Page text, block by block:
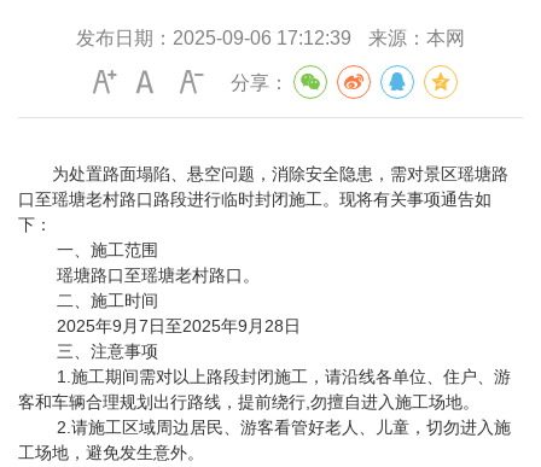
发布日期： 2025-09-06 17:12:39 来源： 本网
分享：
为处置路面塌陷、悬空问题，消除安全隐患，需对景区瑶塘路
口至瑶塘老村路口路段进行临时封闭施工。现将有关事项通告如
下：
一、施工范围
瑶塘路口至瑶塘老村路口。
二、施工时间
2025年9月7日至2025年9月28日
三、注意事项
1.施工期间需对以上路段封闭施工，请沿线各单位、住户、游
客和车辆合理规划出行路线，提前绕行,勿擅自进入施工场地。
2.请施工区域周边居民、游客看管好老人、儿童，切勿进入施
工场地，避免发生意外。